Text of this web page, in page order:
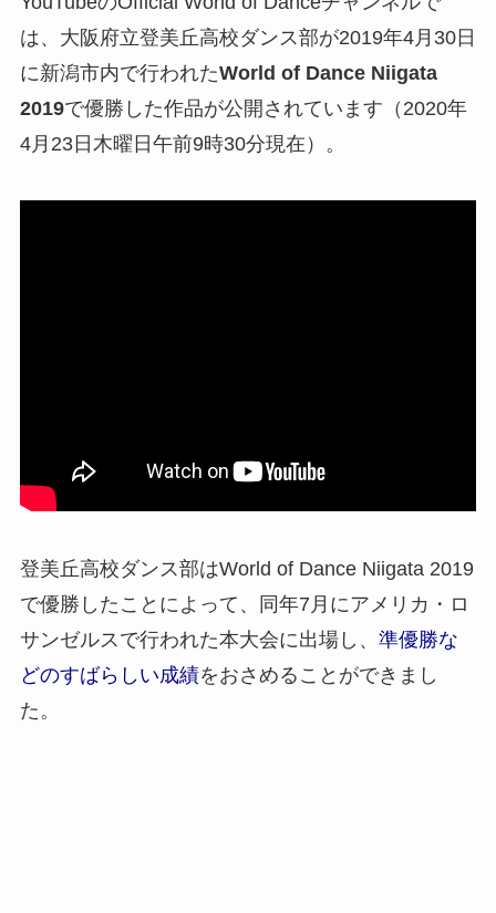
は、大阪府立登美丘高校ダンス部が2019年4月30日
に新潟市内で行われたWorld of Dance Niigata
2019で優勝した作品が公開されています（2020年
4月23日木曜日午前9時30分現在）。
登美丘高校ダンス部はWorld of Dance Niigata 2019
で優勝したことによって、同年7月にアメリカ・ロ
サンゼルスで行われた本大会に出場し、 準優勝な
どのすばらしい成績をおさめることができまし
た。